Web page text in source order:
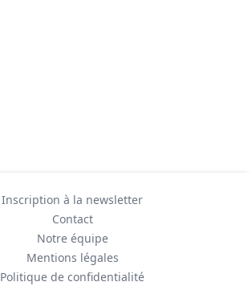
Inscription à la newsletter
Contact
Notre équipe
Mentions légales
Politique de confidentialité